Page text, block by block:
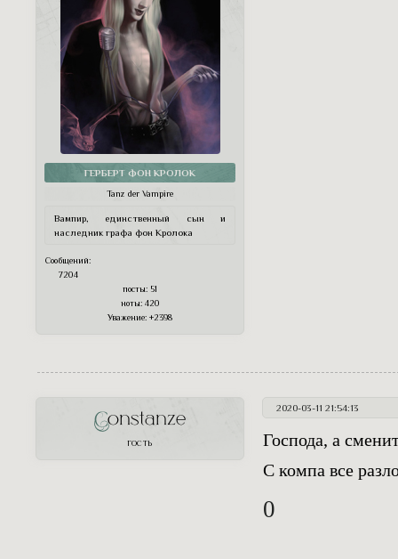
ГЕРБЕРТ ФОН КРОЛОК
Tanz der Vampire
Вампир, единственный сын и
наследник графа фон Кролока
Сообщений:
7204
посты: 51
ноты:420
Уважение: +2398
2020-03-11 21:54:13
Constanze
ГОСТЬ
Господа, а
С компа все
0